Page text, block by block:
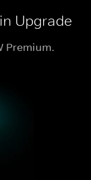
Upgrade
Premium.